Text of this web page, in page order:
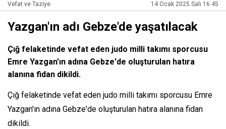
Vefat ve Taziye 14 Ocak 2025 Salı 16:45
Yazgan'ın adı Gebze'de yaşatılacak
Çığ felaketinde vefat eden judo milli takımı sporcusu
Emre Yazgan'ın adına Gebze'de oluşturulan hatıra
alanına fidan dikildi.
Çığ felaketinde vefat eden judo milli takımı sporcusu Emre
Yazgan'ın adına Gebze'de oluşturulan hatıra alanına fidan
dikildi.